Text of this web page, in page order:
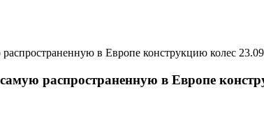
распространенную в Европе